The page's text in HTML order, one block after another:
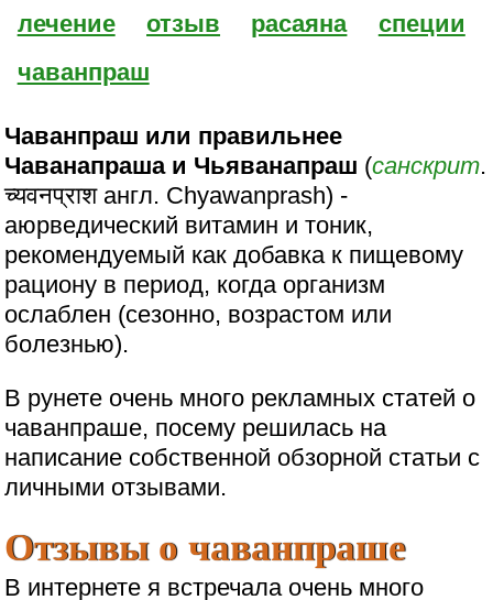
лечение
отзыв расаяна
специи
чаванпраш
Чаванпраш или правильнее
Чаванапраша и Чьяванапраш (санскрит.
च्यवनप्राश англ. Chyawanprash) -
аюрведический витамин и тоник,
рекомендуемый как добавка к пищевому
рациону в период, когда организм
ослаблен (сезонно, возрастом или
болезнью).
В рунете очень много рекламных статей о
чаванпраше, посему решилась на
написание собственной обзорной статьи с
личными отзывами.
Отзывы о чаванпраше
В интернете я встречала очень много